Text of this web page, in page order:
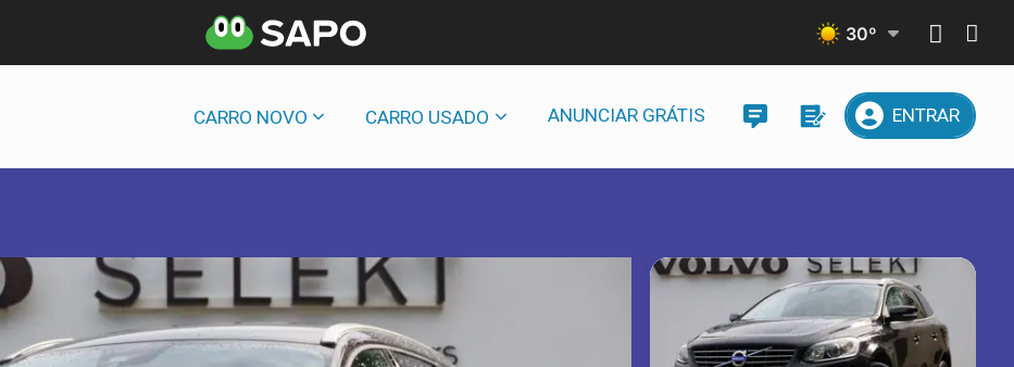
30º
CARRO NOVO CARRO USADO ANUNCIAR GRÁTIS ENTRAR